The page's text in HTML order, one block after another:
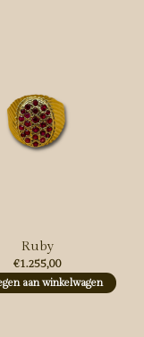
Ruby
€1.255,00
aan winkelwagen